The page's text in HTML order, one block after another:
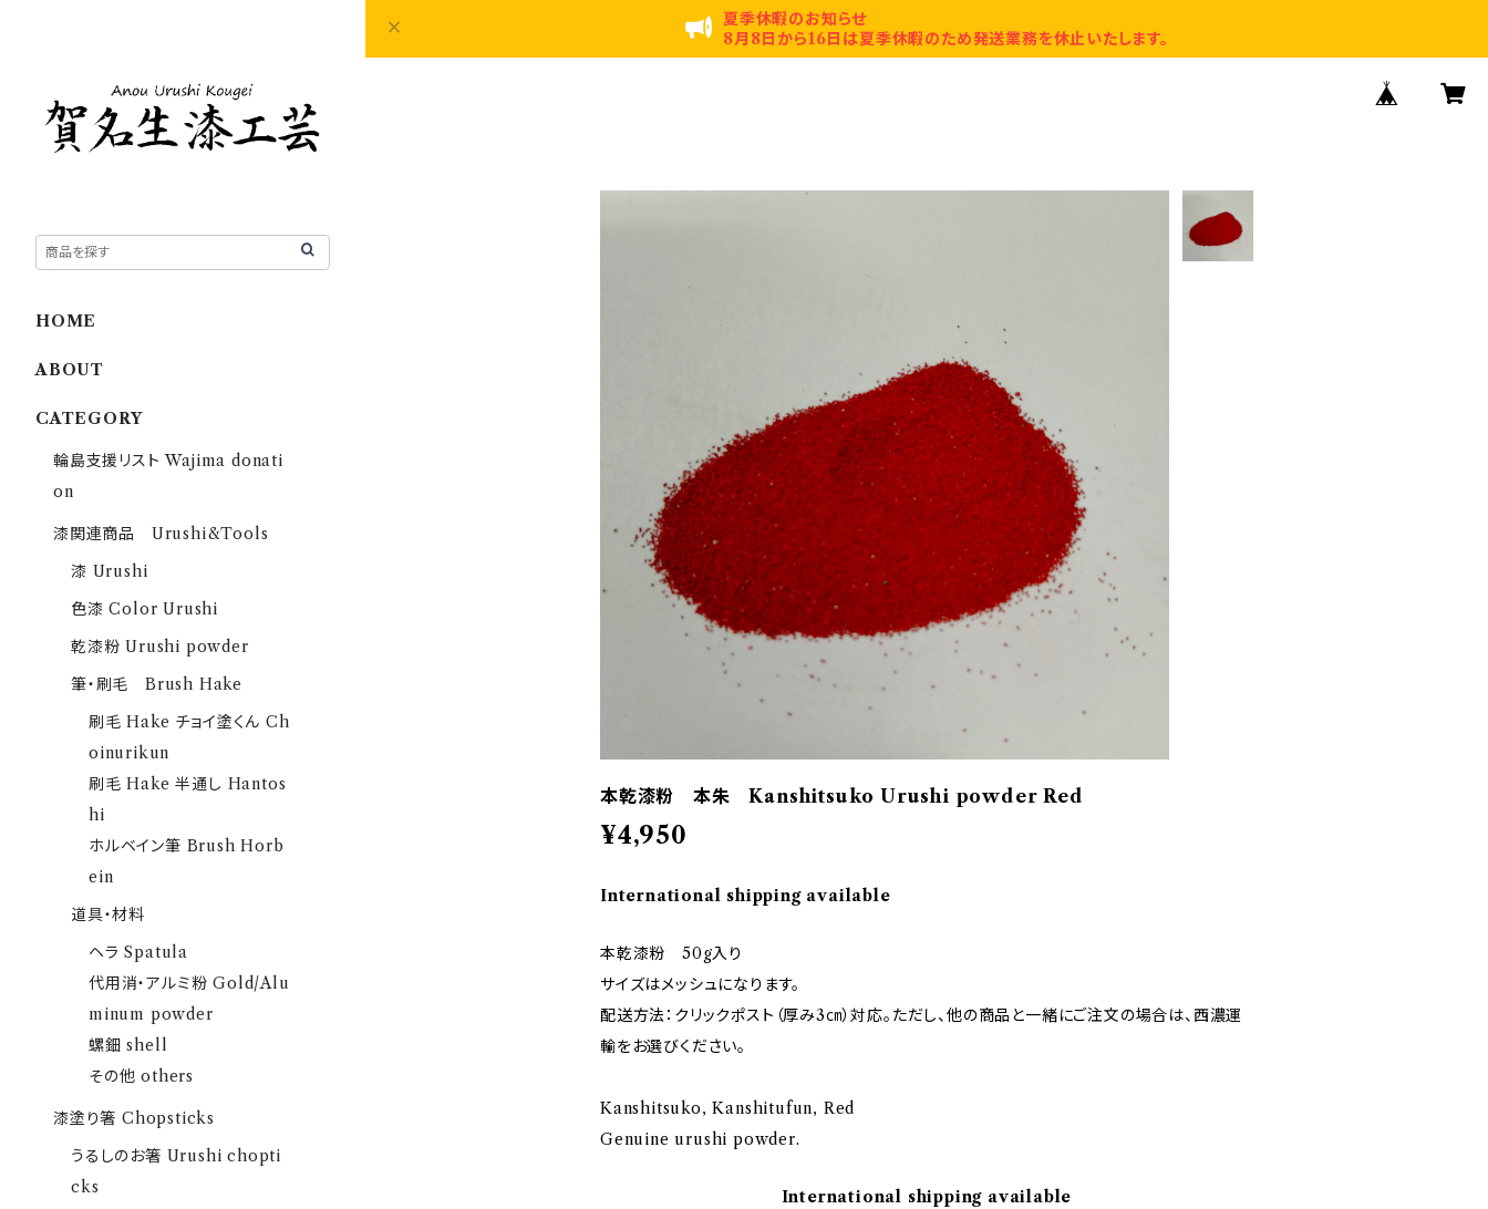
夏季休暇のお知らせ
8月8日から16日は夏季休暇のため発送業務を休止いたします。
本乾漆粉 本朱 Kanshitsuko Urushi powder Red
¥4,950
International shipping available
本乾漆粉 50g入り
サイズはメッシュになります。
配送方法：クリックポスト（厚み3㎝）対応。ただし、他の商品と一緒にご注文の場合は、西濃運
輸をお選びください。
Kanshitsuko, Kanshitufun, Red
Genuine urushi powder.
International shipping available
HOME
ABOUT
CATEGORY
輪島支援リスト Wajima donati
on
漆関連商品 Urushi&Tools
漆 Urushi
色漆 Color Urushi
乾漆粉 Urushi powder
筆・刷毛 Brush Hake
刷毛 Hake チョイ塗くん Ch
oinurikun
刷毛 Hake 半通し Hantos
hi
ホルベイン筆 Brush Horb
ein
道具・材料
ヘラ Spatula
代用消・アルミ粉 Gold/Alu
minum powder
螺鈿 shell
その他 others
漆塗り箸 Chopsticks
うるしのお箸 Urushi chopti
cks